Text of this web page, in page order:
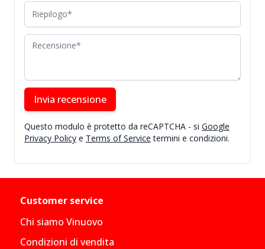
Riepilogo
Recensione
Invia recensione
Questo modulo è protetto da reCAPTCHA - si Google
Privacy Policy e Terms of Service termini e condizioni.
Customer service
Chi siamo Vinuovo
Condizioni di vendita